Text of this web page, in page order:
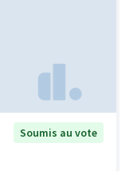
Soumis au vote